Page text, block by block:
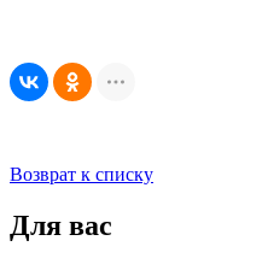
Возврат к списку
Для вас